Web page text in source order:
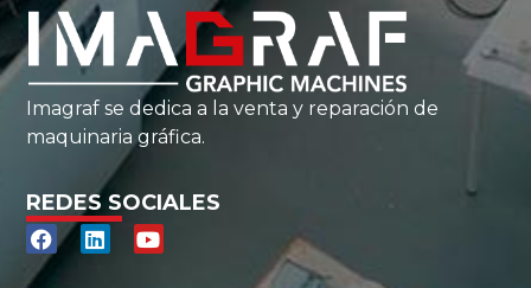
Imagraf se dedica a la venta y reparación de
maquinaria gráfica.
REDES SOCIALES